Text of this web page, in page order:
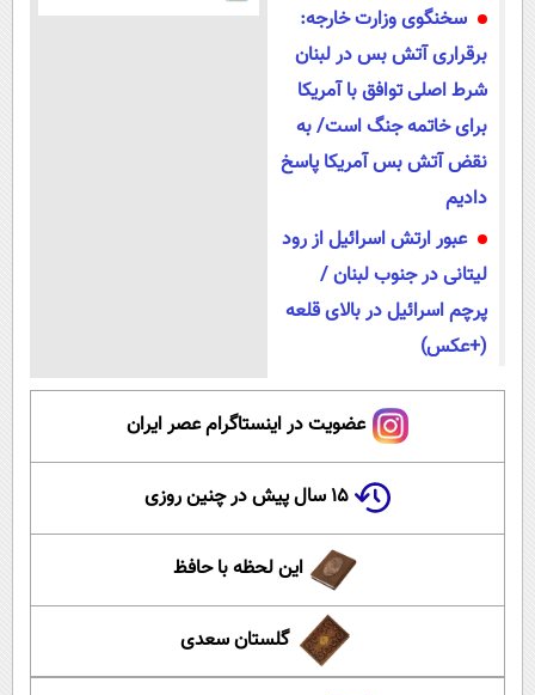
سخنگوی وزارت خارجه:
برقراری آتش بس در لبنان
شرط اصلی توافق با آمریکا
برای خاتمه جنگ است/ به
نقض آتش بس آمریکا پاسخ
دادیم
عبور ارتش اسرائیل از رود
لیتانی در جنوب لبنان /
پرچم اسرائیل در بالای قلعه
(+عکس)
عضویت در اینستاگرام عصر ایران
۱۵ سال پیش در چنین روزی
این لحظه با حافظ
گلستان سعدی